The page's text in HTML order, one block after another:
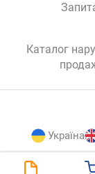
Каталог
Україна